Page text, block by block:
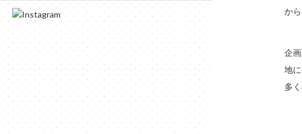
か
企
地
多